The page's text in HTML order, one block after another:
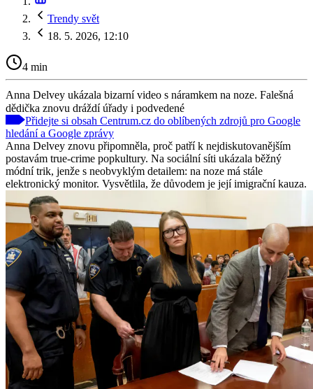
Trendy svět
18. 5. 2026, 12:10
4 min
Anna Delvey ukázala bizarní video s náramkem na noze. Falešná
dědička znovu dráždí úřady i podvedené
Přidejte si obsah Centrum.cz do oblíbených zdrojů pro Google
hledání a Google zprávy
Anna Delvey znovu připomněla, proč patří k nejdiskutovanějším
postavám true-crime popkultury. Na sociální síti ukázala běžný
módní trik, jenže s neobvyklým detailem: na noze má stále
elektronický monitor. Vysvětlila, že důvodem je její imigrační kauza.